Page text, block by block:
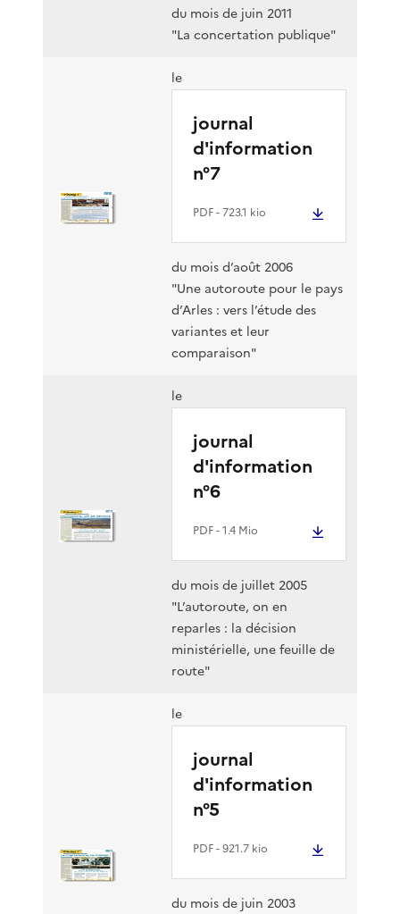
du mois de juin 2011
"La concertation publique"
le
journal
d'information
n°7
PDF- 723.1 kio
du mois d’août 2006
"Une autoroute pour le pays
d’Arles : vers l’étude des
variantes et leur
comparaison"
le
journal
d'information
n°6
PDF- 1.4 Mio
du mois de juillet 2005
"L’autoroute, on en
reparles : la décision
ministérielle, une feuille de
route"
le
journal
d'information
n°5
PDF- 921.7 kio
du mois de juin 2003